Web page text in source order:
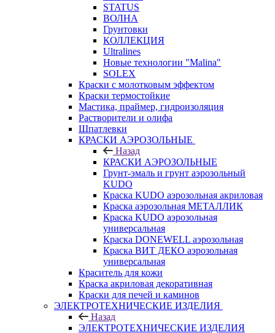
STATUS
ВОЛНА
Грунтовки
КОЛЛЕКЦИЯ
Ultralines
Новые технологии "Malina"
SOLEX
Краски с молотковым эффектом
Краски термостойкие
Мастика, праймер, гидроизоляция
Растворители и олифа
Шпатлевки
КРАСКИ АЭРОЗОЛЬНЫЕ
Назад
КРАСКИ АЭРОЗОЛЬНЫЕ
Грунт-эмаль и грунт аэрозольный
KUDO
Краска KUDO аэрозольная акриловая
Краска аэрозольная МЕТАЛЛИК
Краска KUDO аэрозольная
универсальная
Краска DONEWELL аэрозольная
Краска ВИТ ДЕКО аэрозольная
универсальная
Краситель для кожи
Краска акриловая декоративная
Краски для печей и каминов
ЭЛЕКТРОТЕХНИЧЕСКИЕ ИЗДЕЛИЯ
Назад
ЭЛЕКТРОТЕХНИЧЕСКИЕ ИЗДЕЛИЯ